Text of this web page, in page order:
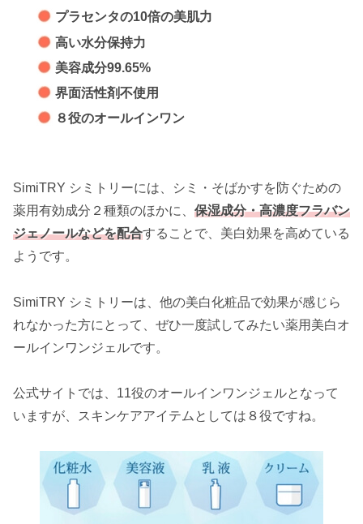
プラセンタの10倍の美肌力
高い水分保持力
美容成分99.65%
界面活性剤不使用
８役のオールインワン
SimiTRY シミトリーには、シミ・そばかすを防ぐための
薬用有効成分２種類のほかに、 保湿成分・高濃度フラバン
ジェノールなどを配合することで、美白効果を高めている
ようです。
SimiTRY シミトリーは、他の美白化粧品で効果が感じら
れなかった方にとって、ぜひ一度試してみたい薬用美白オ
ールインワンジェルです。
公式サイトでは、11役のオールインワンジェルとなって
いますが、スキンケアアイテムとしては８役ですね。